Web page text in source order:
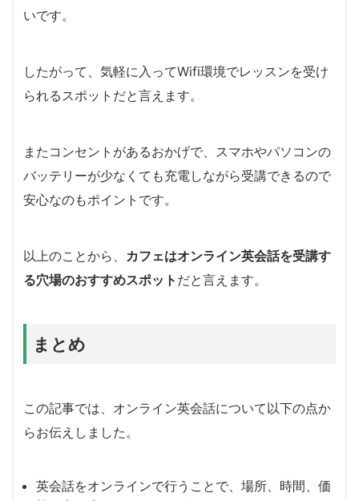
いです。
したがって、気軽に入ってWifi環境でレッスンを受け
られるスポットだと言えます。
またコンセントがあるおかげで、スマホやパソコンの
バッテリーが少なくても充電しながら受講できるので
安心なのもポイントです。
以上のことから、 カフェはオンライン英会話を受講す
る穴場のおすすめスポット だと言えます。
まとめ
この記事では、オンライン英会話について以下の点か
らお伝えしました。
英会話をオンラインで行うことで、場所、時間、価